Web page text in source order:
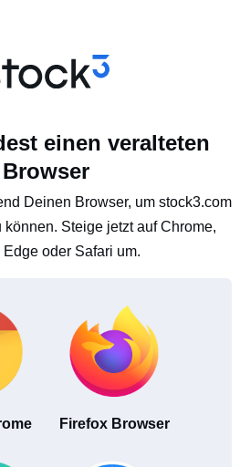
einen veralteten
Browser
Deinen Browser, um stock3.com
Steige jetzt auf Chrome,
Edge oder Safari um.
Firefox Browser